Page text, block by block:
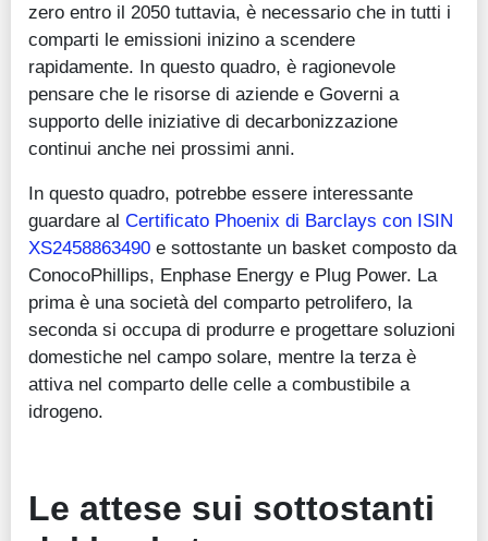
zero entro il 2050 tuttavia, è necessario che in tutti i
comparti le emissioni inizino a scendere
rapidamente. In questo quadro, è ragionevole
pensare che le risorse di aziende e Governi a
supporto delle iniziative di decarbonizzazione
continui anche nei prossimi anni.
In questo quadro, potrebbe essere interessante
guardare al Certificato Phoenix di Barclays con ISIN
XS2458863490 e sottostante un basket composto da
ConocoPhillips, Enphase Energy e Plug Power. La
prima è una società del comparto petrolifero, la
seconda si occupa di produrre e progettare soluzioni
domestiche nel campo solare, mentre la terza è
attiva nel comparto delle celle a combustibile a
idrogeno.
Le attese sui sottostanti